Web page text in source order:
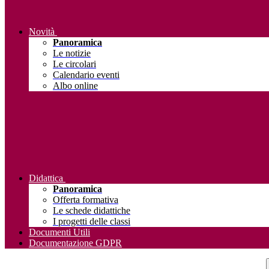
Novità
Panoramica
Le notizie
Le circolari
Calendario eventi
Albo online
Didattica
Panoramica
Offerta formativa
Le schede didattiche
I progetti delle classi
Documenti Utili
Documentazione GDPR